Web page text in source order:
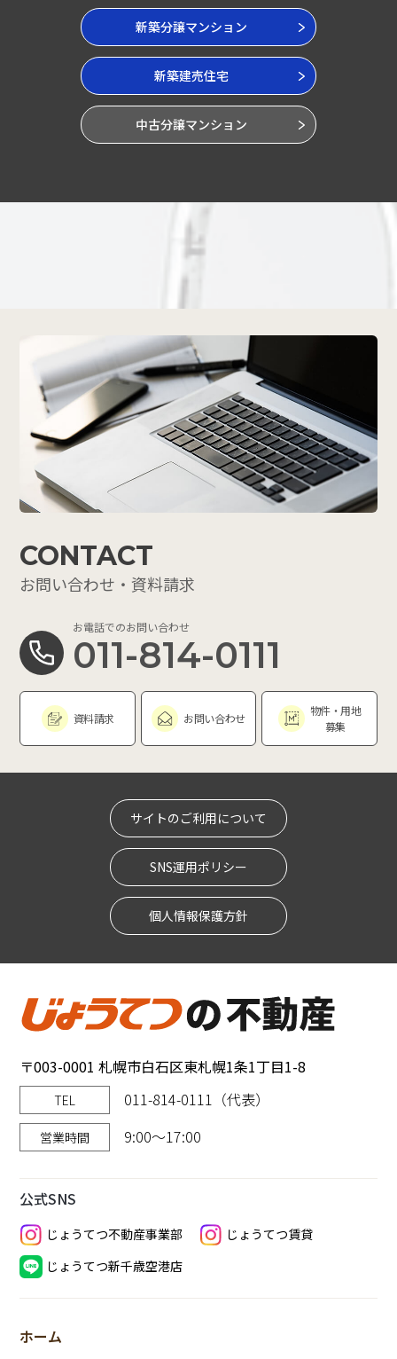
新築分譲マンション
新築建売住宅
中古分譲マンション
CONTACT
お問い合わせ・資料請求
お電話でのお問い合わせ
011-814-0111
資料請求 お問い合わせ
物件・用地
募集
サイトのご利用について
SNS運用ポリシー
個人情報保護方針
〒003-0001 札幌市白石区東札幌1条1丁目1-8
TEL 011-814-0111（代表）
営業時間 9:00～17:00
公式SNS
じょうてつ不動産事業部
じょうてつ賃貸
じょうてつ新千歳空港店
ホーム